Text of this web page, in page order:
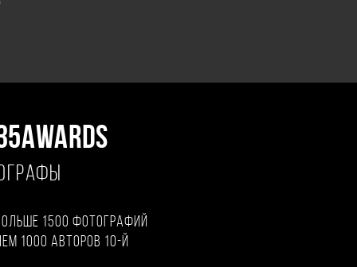
1500 фотографий
1000 авторов 10-й